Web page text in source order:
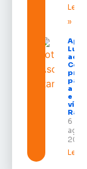
Leia
»
Lula
ao
para
a
e
6 de
2026
Leia